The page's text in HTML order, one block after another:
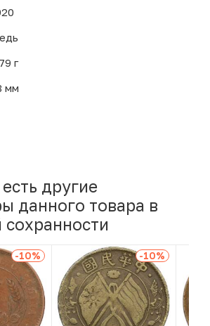
г
мм
другие
данного товара в
сохранности
-10% -10%